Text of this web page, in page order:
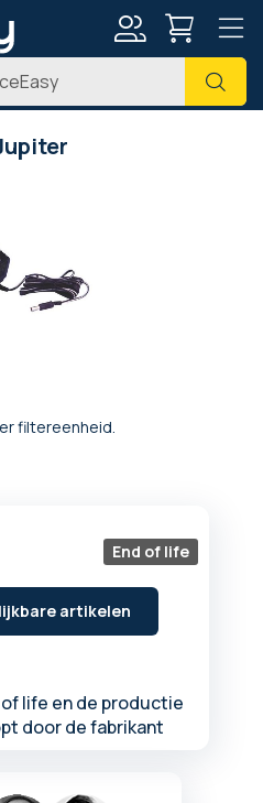
Zoek
filtereenheid.
End of life
artikelen
life en de productie
door de fabrikant